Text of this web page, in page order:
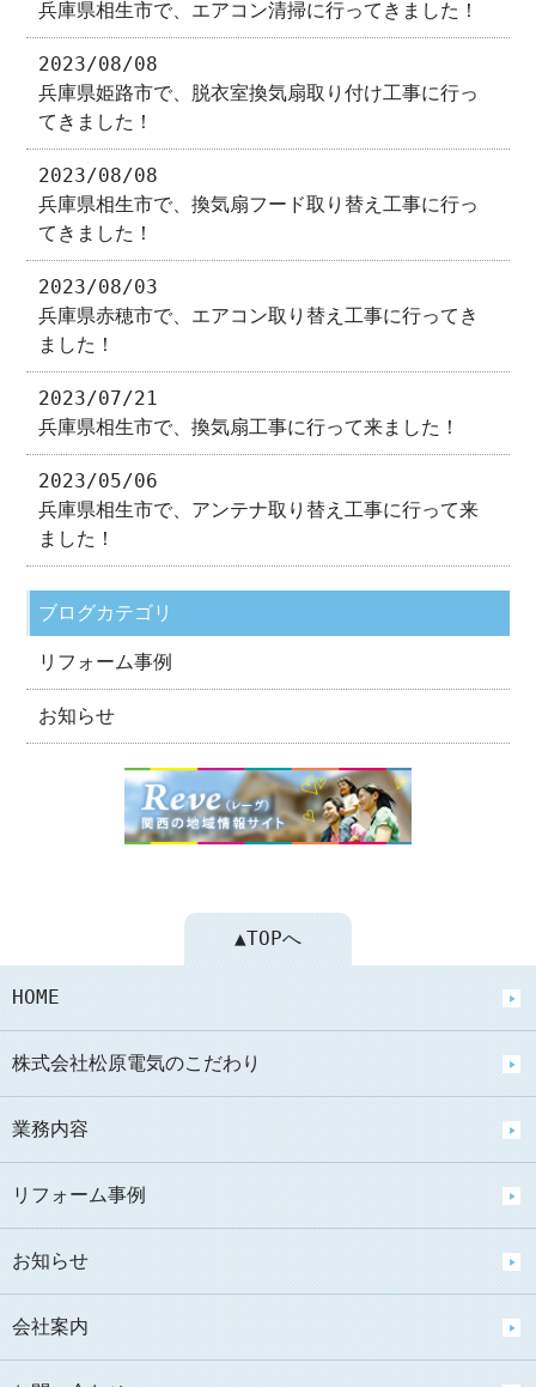
兵庫県相生市で、エアコン清掃に行ってきました！
2023/08/08
兵庫県姫路市で、脱衣室換気扇取り付け工事に行っ
てきました！
2023/08/08
兵庫県相生市で、換気扇フード取り替え工事に行っ
てきました！
2023/08/03
兵庫県赤穂市で、エアコン取り替え工事に行ってき
ました！
2023/07/21
兵庫県相生市で、換気扇工事に行って来ました！
2023/05/06
兵庫県相生市で、アンテナ取り替え工事に行って来
ました！
ブログカテゴリ
リフォーム事例
お知らせ
▲TOPへ
HOME
株式会社松原電気のこだわり
業務内容
リフォーム事例
お知らせ
会社案内